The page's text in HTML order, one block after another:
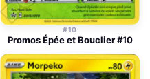
#10
Promos Épée et Bouclier #10